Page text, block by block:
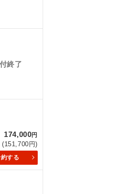
終了
174,000円
(151,700円)
する